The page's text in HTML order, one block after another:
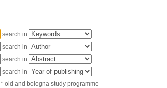
search in
search in
search in
search in
* old and bologna study programme